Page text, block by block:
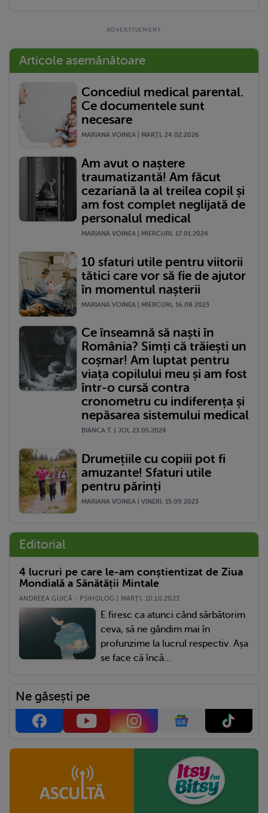
Articole asemănătoare
Concediul medical parental.
Ce documentele sunt
necesare
MARIANA VOINEA | MARŢI, 24.02.2026
Am avut o naștere
traumatizantă! Am făcut
cezariană la al treilea copil și
am fost complet neglijată de
personalul medical
MARIANA VOINEA | MIERCURI, 17.01.2024
10 sfaturi utile pentru viitorii
tătici care vor să fie de ajutor
în momentul nașterii
MARIANA VOINEA | MIERCURI, 16.08.2023
Ce înseamnă să naști în
România? Simți că trăiești un
coșmar! Am luptat pentru
viața copilului meu și am fost
într-o cursă contra
cronometru cu indiferența și
nepăsarea sistemului medical
BIANCA T. | JOI, 23.05.2024
Drumețiile cu copiii pot fi
amuzante! Sfaturi utile
pentru părinți
MARIANA VOINEA | VINERI, 15.09.2023
Editorial
4 lucruri pe care le-am conștientizat de Ziua
Mondială a Sănătății Mintale
ANDREEA GUICĂ - PSIHOLOG | MARŢI, 10.10.2023
E firesc ca atunci când sărbătorim
ceva, să ne gândim mai în
profunzime la lucrul respectiv. Așa
se face că încă...
Ne găsești pe